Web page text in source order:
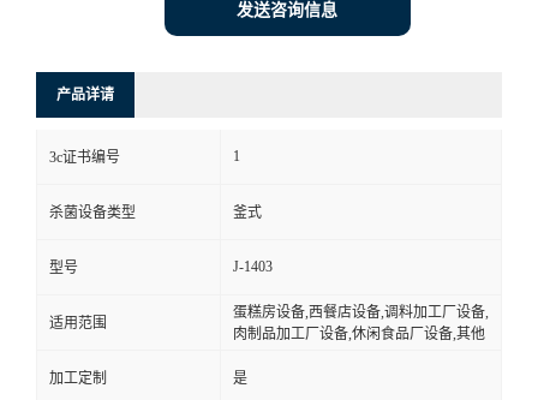
发送咨询信息
产品详请
3c证书编号 1
杀菌设备类型 釜式
型号 J-1403
适用范围
蛋糕房设备,西餐店设备,调料加工厂设备,
肉制品加工厂设备,休闲食品厂设备,其他
加工定制 是